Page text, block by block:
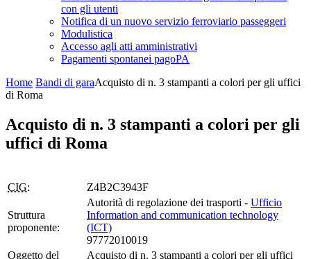
con gli utenti
Notifica di un nuovo servizio ferroviario passeggeri
Modulistica
Accesso agli atti amministrativi
Pagamenti spontanei pagoPA
Home Bandi di garaAcquisto di n. 3 stampanti a colori per gli uffici
di Roma
Acquisto di n. 3 stampanti a colori per gli
uffici di Roma
CIG: Z4B2C3943F
Struttura
proponente:
Autorità di regolazione dei trasporti - Ufficio
Information and communication technology
(ICT)
97772010019
Oggetto del
Acquisto di n. 3 stampanti a colori per gli uffici